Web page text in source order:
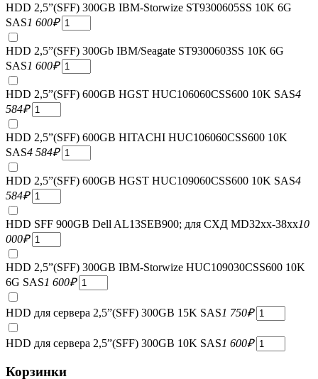
HDD 2,5”(SFF) 300GB IBM-Storwize ST9300605SS 10K 6G
SAS1 600₽
HDD 2,5”(SFF) 300Gb IBM/Seagate ST9300603SS 10K 6G
SAS1 600₽
HDD 2,5”(SFF) 600GB HGST HUC106060CSS600 10K SAS4
584₽
HDD 2,5”(SFF) 600GB HITACHI HUC106060CSS600 10K
SAS4 584₽
HDD 2,5”(SFF) 600GB HGST HUC109060CSS600 10K SAS4
584₽
HDD SFF 900GB Dell AL13SEB900; для СХД MD32xx-38xx10
000₽
HDD 2,5”(SFF) 300GB IBM-Storwize HUC109030CSS600 10K
6G SAS1 600₽
HDD для сервера 2,5”(SFF) 300GB 15K SAS1 750₽
HDD для сервера 2,5”(SFF) 300GB 10K SAS1 600₽
Корзинки